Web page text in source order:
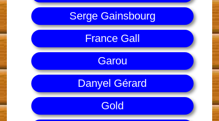
Serge Gainsbourg
France Gall
Garou
Danyel Gérard
Gold